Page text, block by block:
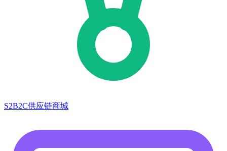
S2B2C供应链商城